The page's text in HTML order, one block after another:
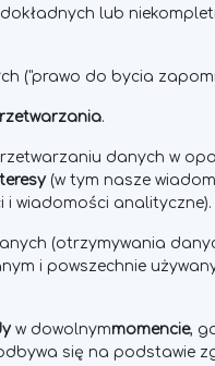
lub
("prawo do bycia
.
danych w
(w tym nasze
i wiadomości analityczne).
(otrzymywania
i powszechnie
w dowolnymmomencie,
się na podstawie